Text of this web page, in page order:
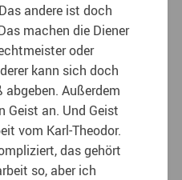
andere ist doch
machen die Diener
oder
kann sich doch
Außerdem
Geist an. Und Geist
vom Karl-Theodor.
das gehört
so, aber ich